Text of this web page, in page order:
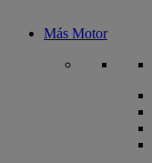
Más Motor